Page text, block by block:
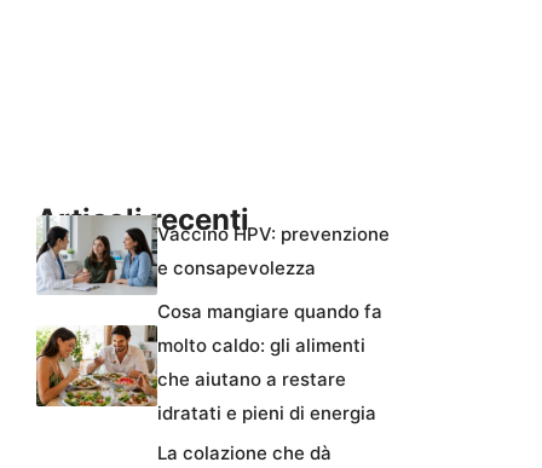
Articoli recentiVaccino HPV: prevenzione
e consapevolezza
Cosa mangiare quando fa
molto caldo: gli alimenti
che aiutano a restare
idratati e pieni di energia
La colazione che dà